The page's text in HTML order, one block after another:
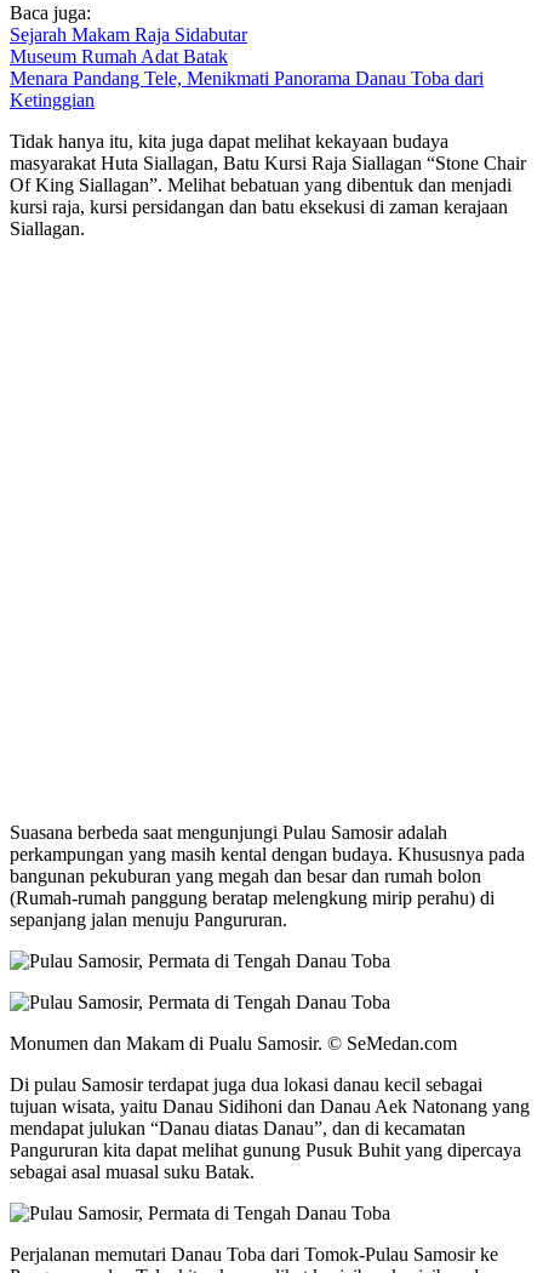
Baca juga:
Sejarah Makam Raja Sidabutar
Museum Rumah Adat Batak
Menara Pandang Tele, Menikmati Panorama Danau Toba dari
Ketinggian
Tidak hanya itu, kita juga dapat melihat kekayaan budaya
masyarakat Huta Siallagan, Batu Kursi Raja Siallagan “Stone Chair
Of King Siallagan”. Melihat bebatuan yang dibentuk dan menjadi
kursi raja, kursi persidangan dan batu eksekusi di zaman kerajaan
Siallagan.
Suasana berbeda saat mengunjungi Pulau Samosir adalah
perkampungan yang masih kental dengan budaya. Khususnya pada
bangunan pekuburan yang megah dan besar dan rumah bolon
(Rumah-rumah panggung beratap melengkung mirip perahu) di
sepanjang jalan menuju Pangururan.
Monumen dan Makam di Pualu Samosir. © SeMedan.com
Di pulau Samosir terdapat juga dua lokasi danau kecil sebagai
tujuan wisata, yaitu Danau Sidihoni dan Danau Aek Natonang yang
mendapat julukan “Danau diatas Danau”, dan di kecamatan
Pangururan kita dapat melihat gunung Pusuk Buhit yang dipercaya
sebagai asal muasal suku Batak.
Perjalanan memutari Danau Toba dari Tomok-Pulau Samosir ke